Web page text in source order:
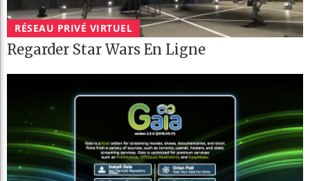
RÉSEAU PRIVÉ VIRTUEL
Regarder Star Wars En Ligne